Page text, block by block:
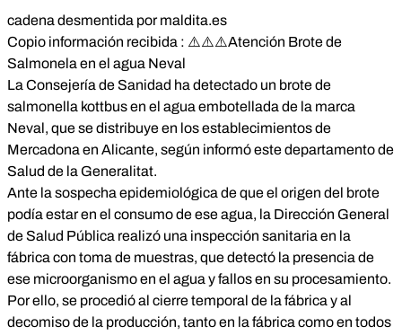
cadena desmentida por maldita.es
Copio información recibida : ⚠️⚠️⚠️Atención Brote de
Salmonela en el agua Neval
La Consejería de Sanidad ha detectado un brote de
salmonella kottbus en el agua embotellada de la marca
Neval, que se distribuye en los establecimientos de
Mercadona en Alicante, según informó este departamento de
Salud de la Generalitat.
Ante la sospecha epidemiológica de que el origen del brote
podía estar en el consumo de ese agua, la Dirección General
de Salud Pública realizó una inspección sanitaria en la
fábrica con toma de muestras, que detectó la presencia de
ese microorganismo en el agua y fallos en su procesamiento.
Por ello, se procedió al cierre temporal de la fábrica y al
decomiso de la producción, tanto en la fábrica como en todos